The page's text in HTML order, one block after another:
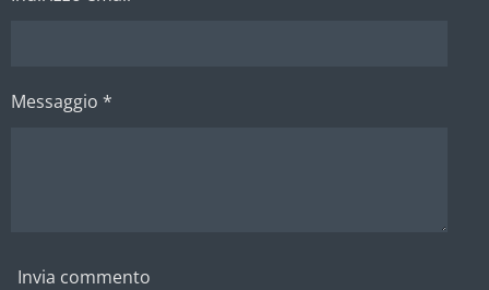
Messaggio *
Invia commento